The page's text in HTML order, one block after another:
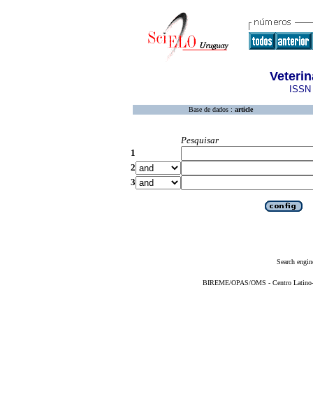
Base de dados : article
Pesquisar
1
2
3
Search
BIREME/OPAS/OMS - Centro Latino-